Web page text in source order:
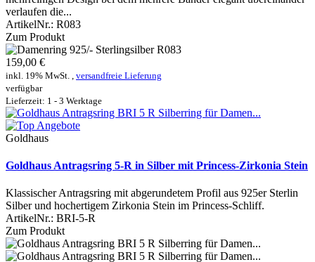
verlaufen die...
ArtikelNr.: R083
Zum Produkt
159,00 €
inkl. 19% MwSt. , versandfreie Lieferung
verfügbar
Lieferzeit: 1 - 3 Werktage
Goldhaus
Goldhaus Antragsring 5-R in Silber mit Princess-Zirkonia Stein
Klassischer Antragsring mit abgerundetem Profil aus 925er Sterlin
Silber und hochertigem Zirkonia Stein im Princess-Schliff.
ArtikelNr.: BRI-5-R
Zum Produkt